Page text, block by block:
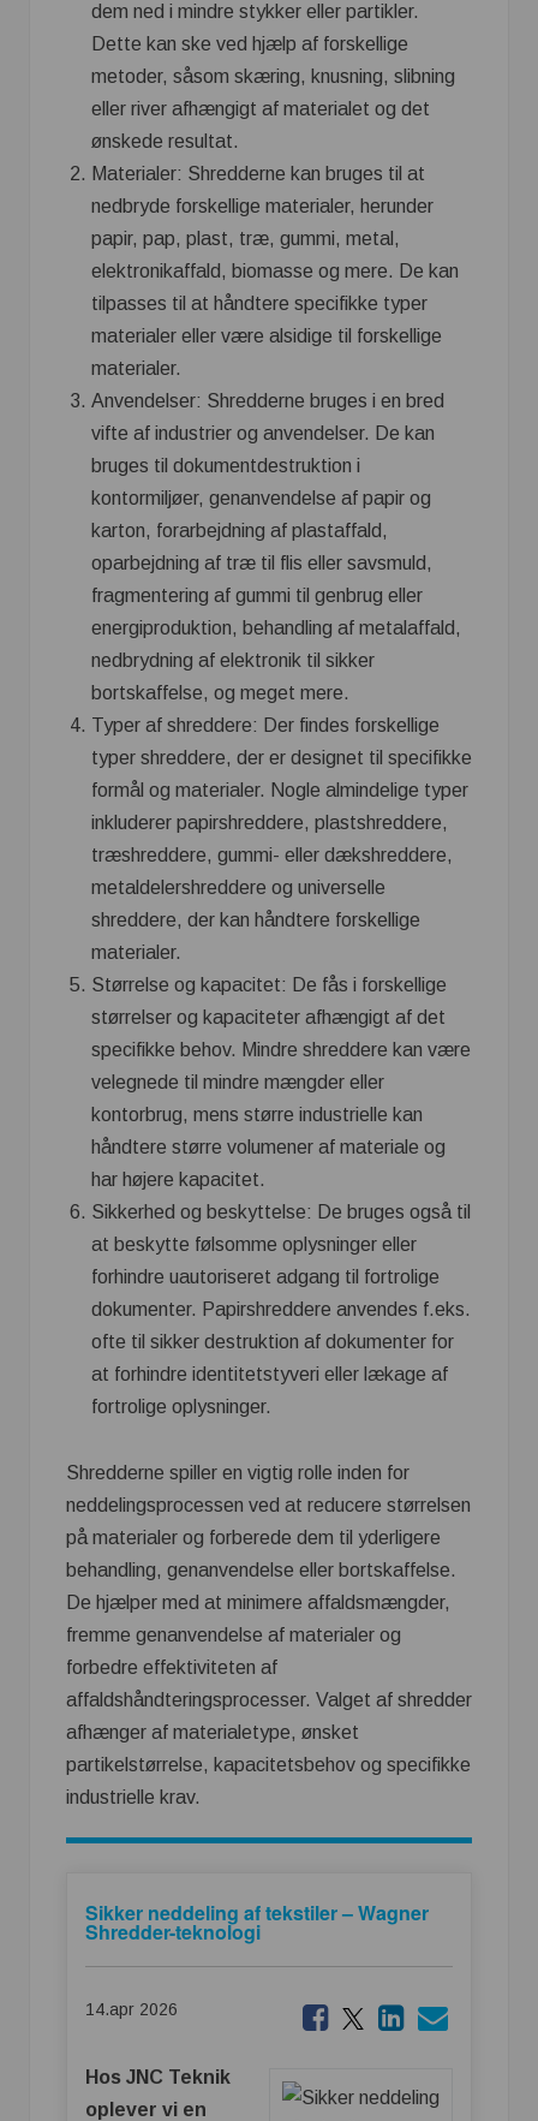
dem ned i mindre stykker eller partikler.
Dette kan ske ved hjælp af forskellige
metoder, såsom skæring, knusning, slibning
eller river afhængigt af materialet og det
ønskede resultat.
Materialer: Shredderne kan bruges til at
nedbryde forskellige materialer, herunder
papir, pap, plast, træ, gummi, metal,
elektronikaffald, biomasse og mere. De kan
tilpasses til at håndtere specifikke typer
materialer eller være alsidige til forskellige
materialer.
Anvendelser: Shredderne bruges i en bred
vifte af industrier og anvendelser. De kan
bruges til dokumentdestruktion i
kontormiljøer, genanvendelse af papir og
karton, forarbejdning af plastaffald,
oparbejdning af træ til flis eller savsmuld,
fragmentering af gummi til genbrug eller
energiproduktion, behandling af metalaffald,
nedbrydning af elektronik til sikker
bortskaffelse, og meget mere.
Typer af shreddere: Der findes forskellige
typer shreddere, der er designet til specifikke
formål og materialer. Nogle almindelige typer
inkluderer papirshreddere, plastshreddere,
træshreddere, gummi- eller dækshreddere,
metaldelershreddere og universelle
shreddere, der kan håndtere forskellige
materialer.
Størrelse og kapacitet: De fås i forskellige
størrelser og kapaciteter afhængigt af det
specifikke behov. Mindre shreddere kan være
velegnede til mindre mængder eller
kontorbrug, mens større industrielle kan
håndtere større volumener af materiale og
har højere kapacitet.
Sikkerhed og beskyttelse: De bruges også til
at beskytte følsomme oplysninger eller
forhindre uautoriseret adgang til fortrolige
dokumenter. Papirshreddere anvendes f.eks.
ofte til sikker destruktion af dokumenter for
at forhindre identitetstyveri eller lækage af
fortrolige oplysninger.
Shredderne spiller en vigtig rolle inden for
neddelingsprocessen ved at reducere størrelsen
på materialer og forberede dem til yderligere
behandling, genanvendelse eller bortskaffelse.
De hjælper med at minimere affaldsmængder,
fremme genanvendelse af materialer og
forbedre effektiviteten af
affaldshåndteringsprocesser. Valget af shredder
afhænger af materialetype, ønsket
partikelstørrelse, kapacitetsbehov og specifikke
industrielle krav.
Sikker neddeling af tekstiler – Wagner
Shredder-teknologi
14.apr 2026
Hos JNC Teknik
oplever vi en